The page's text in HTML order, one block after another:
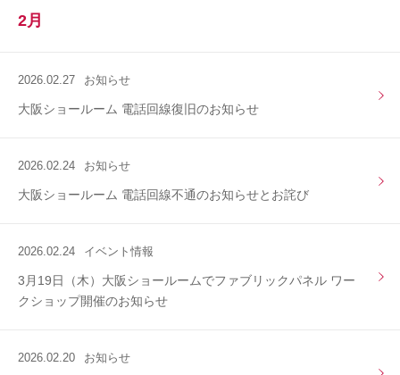
2月
2026.02.27 お知らせ
大阪ショールーム 電話回線復旧のお知らせ
2026.02.24 お知らせ
大阪ショールーム 電話回線不通のお知らせとお詫び
2026.02.24 イベント情報
3月19日（木）大阪ショールームでファブリックパネル ワー
クショップ開催のお知らせ
2026.02.20 お知らせ